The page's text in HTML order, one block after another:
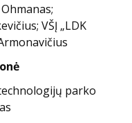
VŠĮ „LDK
parko